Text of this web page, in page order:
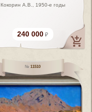
Кокорин А.В., 1950-е годы
240 000
11510